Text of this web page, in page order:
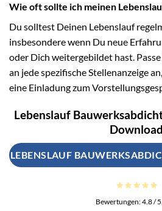
Wie oft sollte ich meinen
Du solltest Deinen Lebenslauf
insbesondere wenn Du neue
oder Dich weitergebildet hast.
an jede spezifische Stellenanzeige
eine Einladung zum
Lebenslauf
Download
LEBENSLAUF
Bewertungen:4.8/ 5.